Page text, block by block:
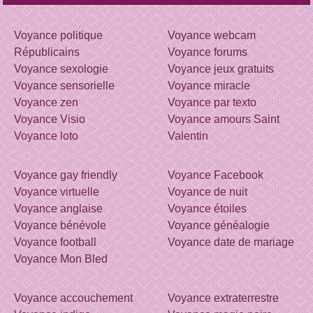
Voyance politique
Républicains
Voyance sexologie
Voyance sensorielle
Voyance zen
Voyance Visio
Voyance loto
Voyance webcam
Voyance forums
Voyance jeux gratuits
Voyance miracle
Voyance par texto
Voyance amours Saint
Valentin
Voyance gay friendly
Voyance virtuelle
Voyance anglaise
Voyance bénévole
Voyance football
Voyance Mon Bled
Voyance Facebook
Voyance de nuit
Voyance étoiles
Voyance généalogie
Voyance date de mariage
Voyance accouchement
Voyance extraterrestre